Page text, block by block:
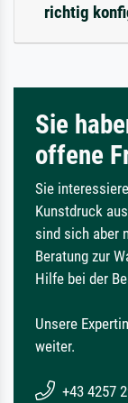
richtig
Sie
offene
Sie
Kunstdruck
sind sich aber
Beratung zur
Hilfe bei der
Unsere
weiter.
+43 4257